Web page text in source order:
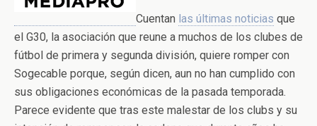
Cuentan las últimas noticias que
el G30, la asociación que reune a muchos de los clubes de
fútbol de primera y segunda división, quiere romper con
Sogecable porque, según dicen, aun no han cumplido con
sus obligaciones económicas de la pasada temporada.
Parece evidente que tras este malestar de los clubs y su